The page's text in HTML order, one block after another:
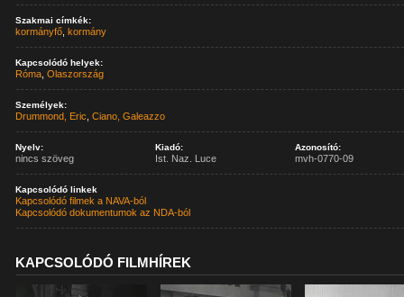
Szakmai címkék:
kormányfő ,kormány
Kapcsolódó helyek:
Róma ,Olaszország
Személyek:
Drummond, Eric ,Ciano, Galeazzo
Nyelv:
nincs szöveg
Kiadó:
Ist. Naz. Luce
Azonosító:
mvh-0770-09
Kapcsolódó linkek
Kapcsolódó filmek a NAVA-ból
Kapcsolódó dokumentumok az NDA-ból
KAPCSOLÓDÓ FILMHÍREK